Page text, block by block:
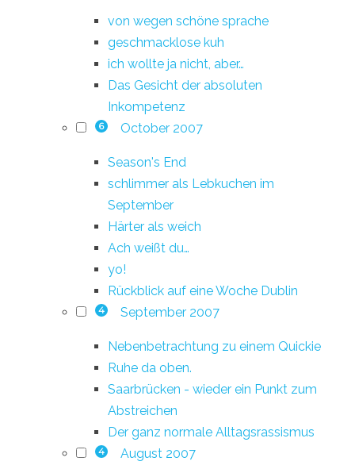
von wegen schöne sprache
geschmacklose kuh
ich wollte ja nicht, aber…
Das Gesicht der absoluten
Inkompetenz
6 October 2007
Season's End
schlimmer als Lebkuchen im
September
Härter als weich
Ach weißt du…
yo!
Rückblick auf eine Woche Dublin
4 September 2007
Nebenbetrachtung zu einem Quickie
Ruhe da oben.
Saarbrücken - wieder ein Punkt zum
Abstreichen
Der ganz normale Alltagsrassismus
4 August 2007